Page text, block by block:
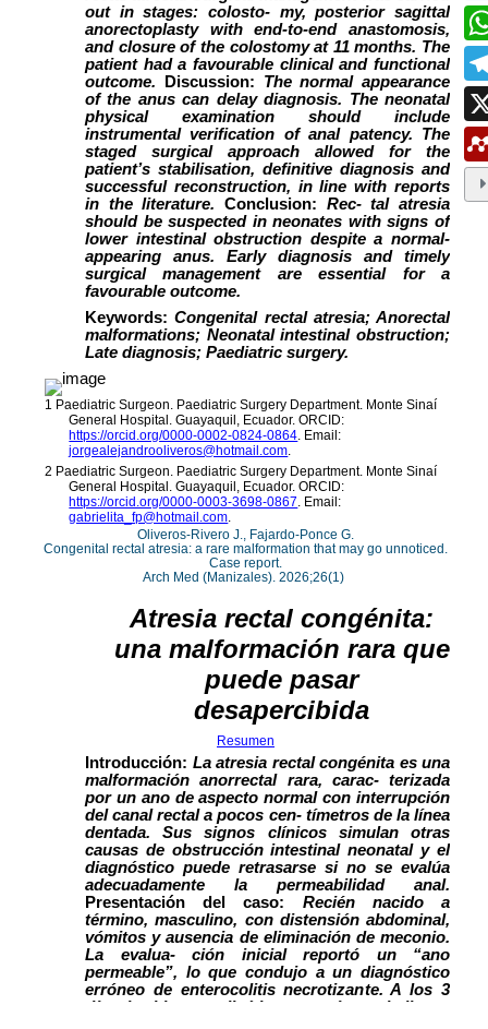
ESTUDIAR EN LA UMANIZALES
Pregrados
Especializaciones
Maestrías
Doctorados
Educación continuada
Video Institucional
Universidad en el Campo
Consultorio Jurídico
NORMATIVAS
Autoridades
Transparencia y acceso a la información
pública
Reglamentos
Resoluciones
Acuerdos
Gestión Integral
Derechos pecuniarios y valores de
matrícula
Permanencia ESAL
Calendario Académico
Rutas de atención
Este portal usa cookies para mejorar su experiencia de
usuario. Al utilizar nuestro sitio web, usted acepta nuestra
Política de cookies.
Aceptar